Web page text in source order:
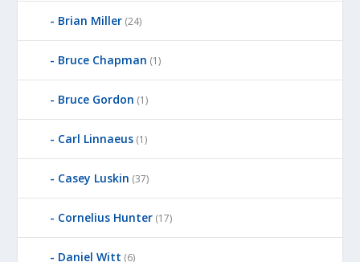
Brian Miller (24)
Bruce Chapman (1)
Bruce Gordon (1)
Carl Linnaeus (1)
Casey Luskin (37)
Cornelius Hunter (17)
Daniel Witt (6)